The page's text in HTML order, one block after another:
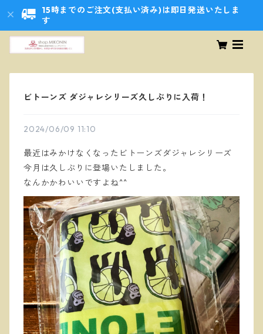
15時までのご注文(支払い済み)は即日発送いたしま
す
ビトーンズ ダジャレシリーズ久しぶりに入荷！
2024/06/09 11:10
最近はみかけなくなったビトーンズダジャレシリーズ
今月は久しぶりに登場いたしました。
なんかかわいいですよね^^